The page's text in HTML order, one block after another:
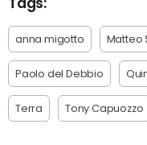
anna migotto Matteo
Paolo del Debbio
Terra Tony Capuozzo